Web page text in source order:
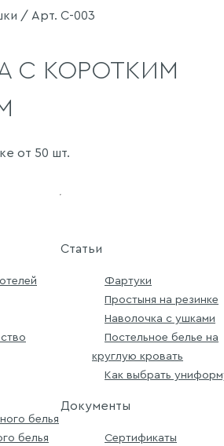
/ Арт. С-003
С КОРОТКИМ
от 50 шт.
белья
белья
Статьи
Фартуки
Простыня на резинке
Наволочка с ушками
Постельное белье на
круглую кровать
Как выбрать
Документы
Сертификаты